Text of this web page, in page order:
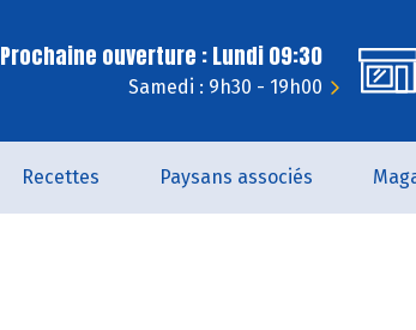
Prochaine ouverture : Lundi 09:30
Samedi : 9h30 - 19h00
Recettes Paysans associés